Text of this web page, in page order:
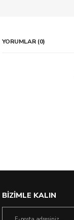
YORUMLAR (0)
BİZİMLE KALIN